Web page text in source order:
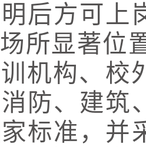
后方可上
所显著位
机构、校
防、建筑
标准 ，并